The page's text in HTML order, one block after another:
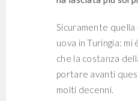
Sicuramente quella
uova in Turingia: mi
che la costanza
portare avanti
molti decenni.